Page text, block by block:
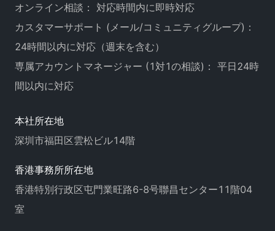
オンライン相談： 対応時間内に即時対応
カスタマーサポート (メール/コミュニティグループ)：
24時間以内に対応（週末を含む）
専属アカウントマネージャー (1対1の相談)： 平日24時
間以内に対応
本社所在地
深圳市福田区雲松ビル14階
香港事務所所在地
香港特別行政区屯門業旺路6-8号聯昌センター11階04
室